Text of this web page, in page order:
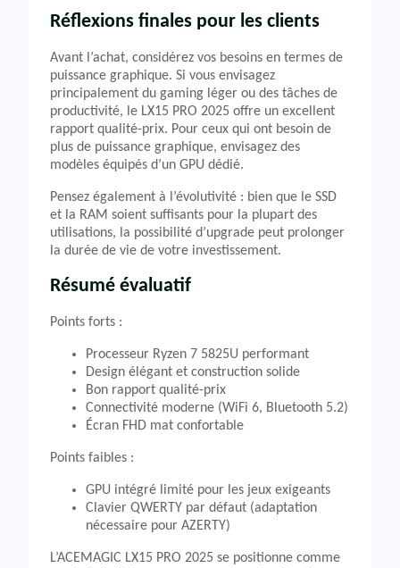
Réflexions finales pour les clients
Avant l’achat, considérez vos besoins en termes de
puissance graphique. Si vous envisagez
principalement du gaming léger ou des tâches de
productivité, le LX15 PRO 2025 offre un excellent
rapport qualité-prix. Pour ceux qui ont besoin de
plus de puissance graphique, envisagez des
modèles équipés d’un GPU dédié.
Pensez également à l’évolutivité : bien que le SSD
et la RAM soient suffisants pour la plupart des
utilisations, la possibilité d’upgrade peut prolonger
la durée de vie de votre investissement.
Résumé évaluatif
Points forts :
Processeur Ryzen 7 5825U performant
Design élégant et construction solide
Bon rapport qualité-prix
Connectivité moderne (WiFi 6, Bluetooth 5.2)
Écran FHD mat confortable
Points faibles :
GPU intégré limité pour les jeux exigeants
Clavier QWERTY par défaut (adaptation
nécessaire pour AZERTY)
L’ACEMAGIC LX15 PRO 2025 se positionne comme